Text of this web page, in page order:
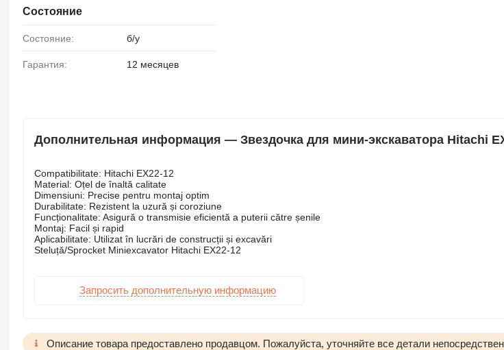
Состояние
Состояние: б/у
Гарантия: 12 месяцев
Дополнительная информация — Звездочка для мини-экскаватора Hitachi
Compatibilitate: Hitachi EX22-12
Material: Oțel de înaltă calitate
Dimensiuni: Precise pentru montaj optim
Durabilitate: Rezistent la uzură și coroziune
Funcționalitate: Asigură o transmisie eficientă a puterii către șenile
Montaj: Facil și rapid
Aplicabilitate: Utilizat în lucrări de construcții și excavări
Steluță/Sprocket Miniexcavator Hitachi EX22-12
Запросить дополнительную информацию
Описание товара предоставлено продавцом. Пожалуйста, уточняйте все детали